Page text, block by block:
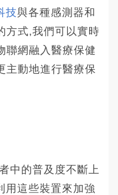
技與各種感測器和
方式,我們可以實時
聯網融入醫療保健
主動地進行醫療保
中的普及度不斷上
用這些裝置來加強